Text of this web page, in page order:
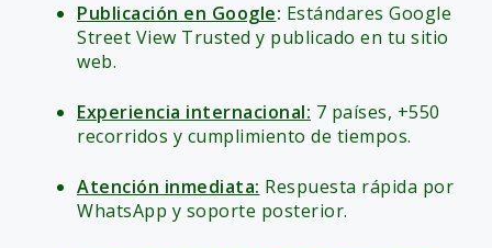
Publicación en Google: Estándares Google
Street View Trusted y publicado en tu sitio
web.
Experiencia internacional: 7 países, +550
recorridos y cumplimiento de tiempos.
Atención inmediata: Respuesta rápida por
WhatsApp y soporte posterior.